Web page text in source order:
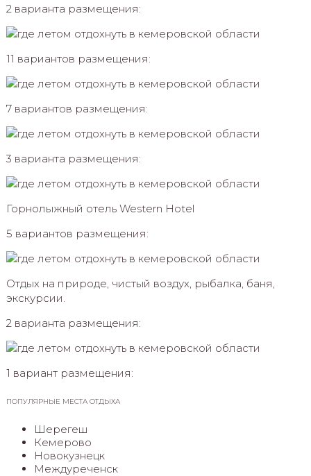
2 варианта размещения:
11 вариантов размещения:
7 вариантов размещения:
3 варианта размещения:
Горнолыжный отель Western Hotel
5 вариантов размещения:
Отдых на природе, чистый воздух, рыбалка, баня,
экскурсии.
2 варианта размещения:
1 вариант размещения:
ПОПУЛЯРНЫЕ МЕСТА ОТДЫХА
Шерегеш
Кемерово
Новокузнецк
Междуреченск